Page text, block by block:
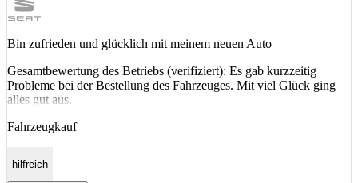
Bin zufrieden und glücklich mit meinem neuen Auto
Gesamtbewertung des Betriebs (verifiziert): Es gab kurzzeitig
Probleme bei der Bestellung des Fahrzeuges. Mit viel Glück ging
alles gut aus.
Fahrzeugkauf
hilfreich